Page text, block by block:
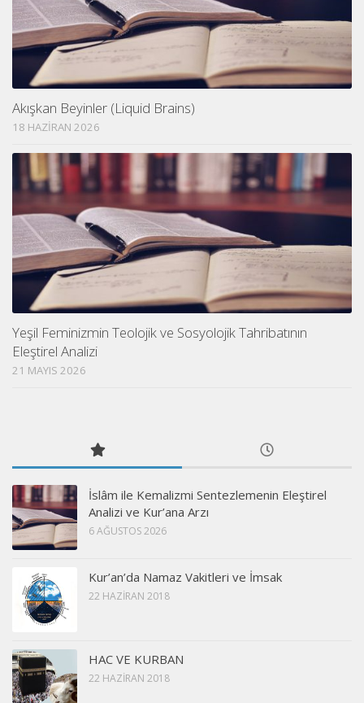
Akışkan Beyinler (Liquid Brains)
18 HAZIRAN 2026
Yeşil Feminizmin Teolojik ve Sosyolojik Tahribatının
Eleştirel Analizi
21 MAYIS 2026
İslâm ile Kemalizmi Sentezlemenin Eleştirel
Analizi ve Kur’ana Arzı
6 AĞUSTOS 2026
Kur’an’da Namaz Vakitleri ve İmsak
22 HAZIRAN 2018
HAC VE KURBAN
22 HAZIRAN 2018